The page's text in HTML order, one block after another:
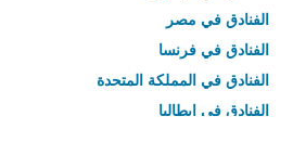
الفنادق في مصر
الفنادق في فرنسا
الفنادق في المملكة المتحدة
الفنادق في إيطاليا